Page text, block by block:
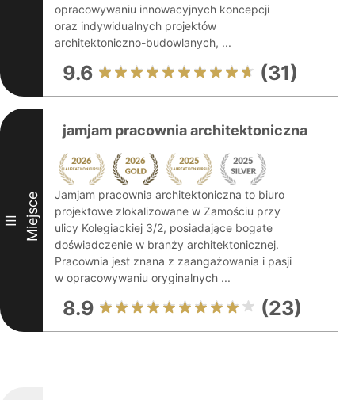
opracowywaniu innowacyjnych koncepcji
oraz indywidualnych projektów
architektoniczno-budowlanych, ...
9.6 (31)
III Miejsce
jamjam pracownia architektoniczna
Jamjam pracownia architektoniczna to biuro
projektowe zlokalizowane w Zamościu przy
ulicy Kolegiackiej 3/2, posiadające bogate
doświadczenie w branży architektonicznej.
Pracownia jest znana z zaangażowania i pasji
w opracowywaniu oryginalnych ...
8.9 (23)